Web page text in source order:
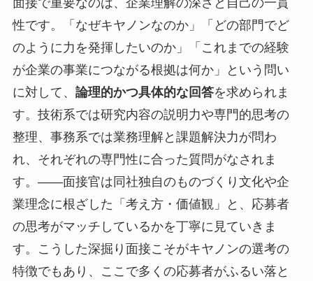
性です。「なぜキヤノンなのか」「どの部門でど
のように力を発揮したいのか」「これまでの経験
が企業の事業につながる根拠は何か」という問い
に対して、 論理的かつ具体的な回答を求められま
す。技術系では研究内容の説明力や専門的思考の
整理、事務系では業務理解と課題解決力が問わ
れ、それぞれの専門性に合った質問がなされま
す。――面接官は同社独自のものづくり文化や企
業理念に根ざした「考え方・価値観」と、応募者
の思考がマッチしているかを丁寧に見ていきま
す。こうした深掘り面接こそがキヤノンの選考の
特徴でもあり、ここで多くの応募者がふるい落と